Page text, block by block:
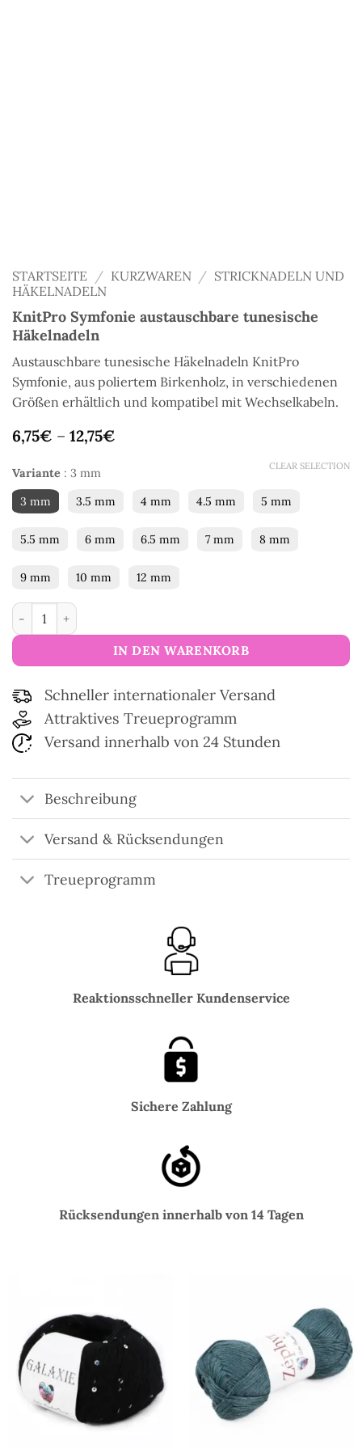
STARTSEITE / KURZWAREN / STRICKNADELN UND
HÄKELNADELN
KnitPro Symfonie austauschbare tunesische
Häkelnadeln
Austauschbare tunesische Häkelnadeln KnitPro
Symfonie, aus poliertem Birkenholz, in verschiedenen
Größen erhältlich und kompatibel mit Wechselkabeln.
6,75€ – 12,75€
Variante : 3 mm
3 mm
3.5 mm 4 mm 4.5 mm 5 mm
5.5 mm 6 mm 6.5 mm 7 mm 8 mm
9 mm 10 mm 12 mm
CLEAR SELECTION
KnitPro Symfonie austauschbare tunesische Häkelnadeln
IN DEN WARENKORB
Schneller internationaler Versand
Attraktives Treueprogramm
Versand innerhalb von 24 Stunden
Beschreibung
Versand & Rücksendungen
Treueprogramm
Reaktionsschneller Kundenservice
Sichere Zahlung
Rücksendungen innerhalb von 14 Tagen